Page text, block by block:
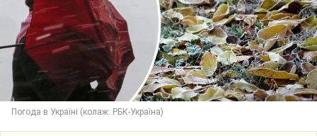
Погода в Україні (колаж: РБК-Україна)